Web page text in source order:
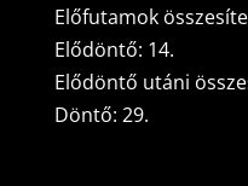
Előfutamok
Elődöntő: 14.
Elődöntő utáni
Döntő: 29.